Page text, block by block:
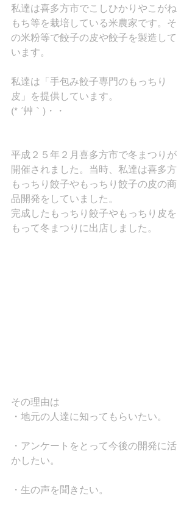
私達は喜多方市でこしひかりやこがね
もち等を栽培している米農家です。そ
の米粉等で餃子の皮や餃子を製造して
います。
私達は「手包み餃子専門のもっちり
皮」を提供しています。
(* ´艸｀)・・
平成２５年２月喜多方市で冬まつりが
開催されました。当時、私達は喜多方
もっちり餃子やもっちり餃子の皮の商
品開発をしていました。
完成したもっちり餃子やもっちり皮を
もって冬まつりに出店しました。
その理由は
・地元の人達に知ってもらいたい。
・アンケートをとって今後の開発に活
かしたい。
・生の声を聞きたい。